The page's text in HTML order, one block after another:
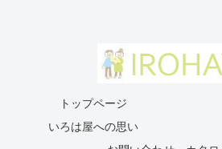
トップページ
いろは屋への思い